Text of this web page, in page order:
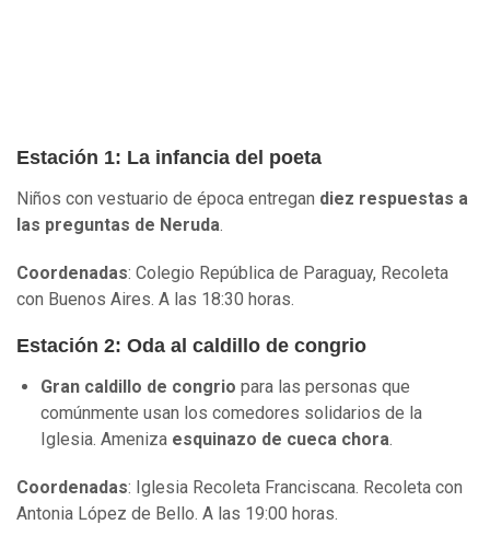
Estación 1: La infancia del poeta
Niños con vestuario de época entregan diez respuestas a
las preguntas de Neruda.
Coordenadas: Colegio República de Paraguay, Recoleta
con Buenos Aires. A las 18:30 horas.
Estación 2: Oda al caldillo de congrio
Gran caldillo de congrio para las personas que
comúnmente usan los comedores solidarios de la
Iglesia. Ameniza esquinazo de cueca chora.
Coordenadas: Iglesia Recoleta Franciscana. Recoleta con
Antonia López de Bello. A las 19:00 horas.